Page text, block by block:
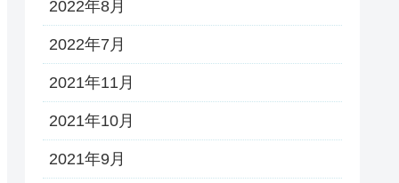
2022年8月
2022年7月
2021年11月
2021年10月
2021年9月